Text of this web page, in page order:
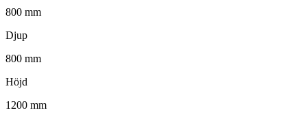
800 mm
Djup
800 mm
Höjd
1200 mm